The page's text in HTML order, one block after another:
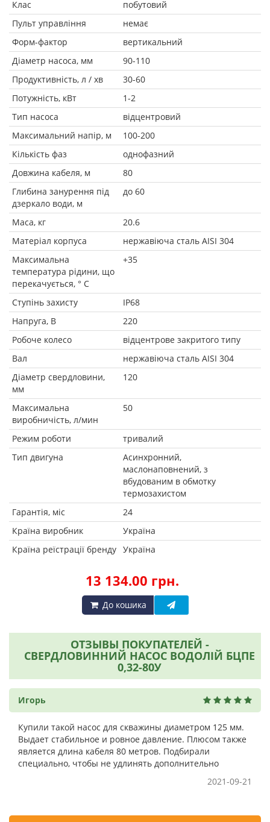
Клас
побутовий
Пульт управління
немає
Форм-фактор
вертикальний
Діаметр насоса, мм
90-110
Продуктивність, л / хв
30-60
Потужність, кВт
1-2
Тип насоса
відцентровий
Максимальний напір, м
100-200
Кількість фаз
однофазний
Довжина кабеля, м
80
Глибина занурення під
дзеркало води, м
до 60
Маса, кг
20.6
Матеріал корпуса
нержавіюча сталь AISI 304
Максимальна
температура рідини, що
перекачується, ° C
+35
Ступінь захисту
IP68
Напруга, В
220
Робоче колесо
відцентрове закритого типу
Вал
нержавіюча сталь AISI 304
Діаметр свердловини,
мм
120
Максимальна
виробничість, л/мин
50
Режим роботи
тривалий
Тип двигуна
Асинхронний,
маслонаповнений, з
вбудованим в обмотку
термозахистом
Гарантія, міс
24
Країна виробник
Україна
Країна реїстрації бренду Україна
13 134.00 грн.
До кошика
ОТЗЫВЫ ПОКУПАТЕЛЕЙ -
СВЕРДЛОВИННИЙ НАСОС ВОДОЛІЙ БЦПЕ
0,32-80У
Игорь
Купили такой насос для скважины диаметром 125 мм.
Выдает стабильное и ровное давление. Плюсом также
является длина кабеля 80 метров. Подбирали
специально, чтобы не удлинять дополнительно
2021-09-21